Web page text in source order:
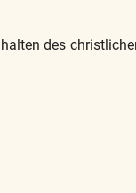
des